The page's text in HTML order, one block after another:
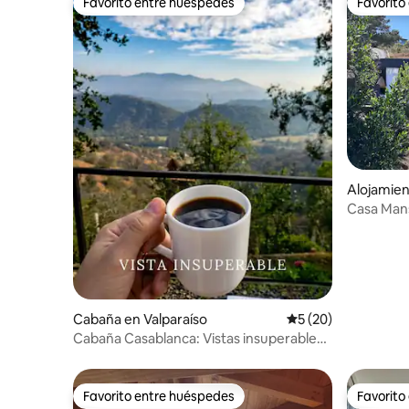
Favorito entre huéspedes
Cabaña en Valparaíso Calificación
5 (20)
Cabaña Casablanca: Vistas insuperables
Favorito
Casa
Favorito entre huéspedes
Favorito entre huéspedes Favorito